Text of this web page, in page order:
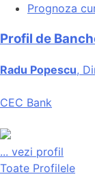
Prognoza
Profil de
Radu Popescu,
CEC Bank
... vezi profil
Toate Profilele